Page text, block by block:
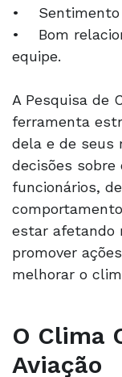
• Sentimento
• Bom
equipe.
A Pesquisa de
ferramenta
dela e de seus
decisões sobre
funcionários,
estar afetando
promover
melhorar o
O Clima
Aviação